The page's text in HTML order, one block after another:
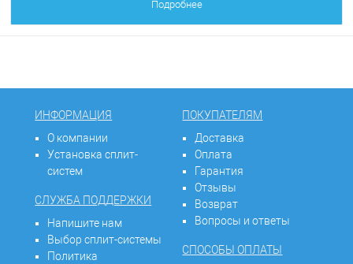
Подробнее
ИНФОРМАЦИЯ
О компании
Установка сплит-
систем
СЛУЖБА ПОДДЕРЖКИ
Напишите нам
Выбор сплит-системы
Политика
ПОКУПАТЕЛЯМ
Доставка
Оплата
Гарантия
Отзывы
Возврат
Вопросы и ответы
СПОСОБЫ ОПЛАТЫ